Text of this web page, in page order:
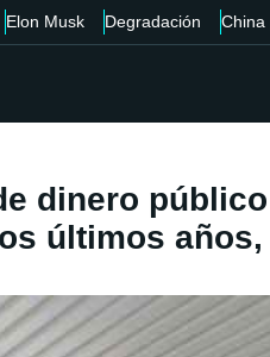
Elon Musk Degradación China
dinero
últimos